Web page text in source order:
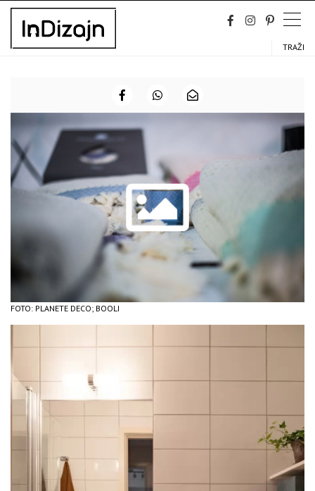
Skip
content
TRAŽI
FOTO: PLANETE DECO; BOOLI